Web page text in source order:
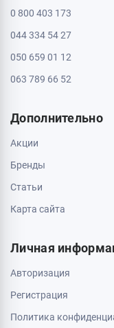
Информация
Контакты
Доставка и оплата
Обмен и возврат
Свяжитесь с нами
0 800 403 173
044 334 54 27
063 789 66 52
Дополнительно
Акции